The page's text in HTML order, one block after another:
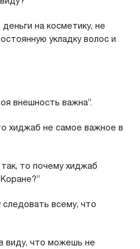
на косметику, не
укладку волос и
внешность важна”.
хиджаб не самое важное в
то почему хиджаб
следовать всему, что
виду, что можешь не